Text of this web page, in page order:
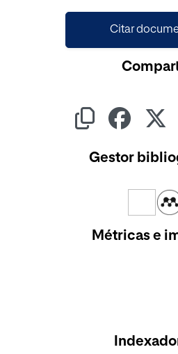
Citar
Gestor
Métricas e